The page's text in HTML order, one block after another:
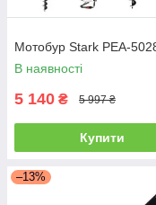
Мотобур Stark PEA-
В наявності
5 140 ₴ 5 997 ₴
Купити
–13%